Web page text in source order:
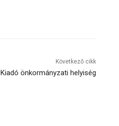
Következő cikk
Kiadó önkormányzati helyiség